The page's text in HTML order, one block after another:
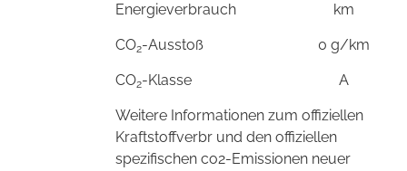
Energieverbrauch
km
CO2-Ausstoß 0 g/km
CO2-Klasse A
Weitere Informationen zum offiziellen
Kraftstoffverbr und den offiziellen
spezifischen co2-Emissionen neuer